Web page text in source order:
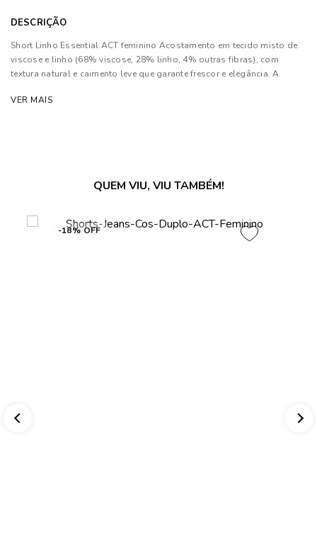
DESCRIÇÃO
Short Linho Essential ACT feminino Acostamento em tecido misto de
viscose e linho (68% viscose, 28% linho, 4% outras fibras), com
textura natural e caimento leve que garante frescor e elegância. A
enquanto o design minimalista sem bolsos aparentes reforça o estilo
As cores dos produtos nas imagens reproduzidas com modelos
flash.
VER MAIS
QUEM VIU, VIU TAMBÉM!
-18% OFF